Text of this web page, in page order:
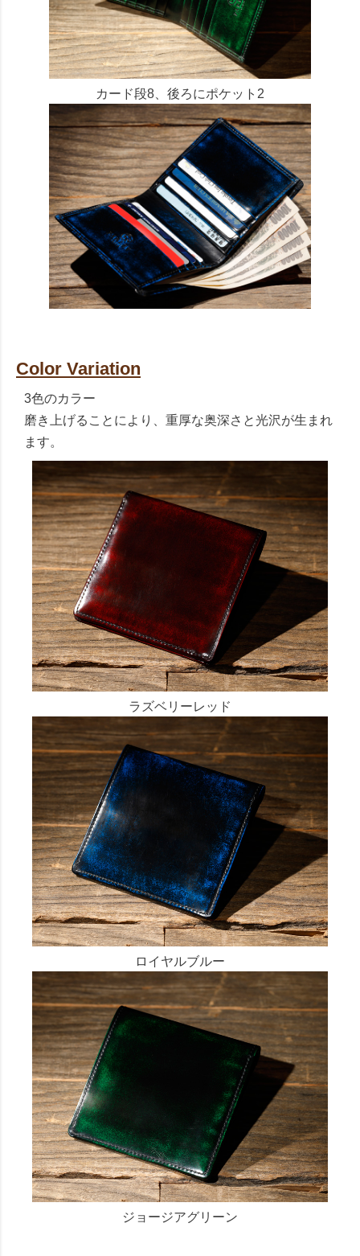
カード段8、後ろにポケット2
Color Variation
3色のカラー
磨き上げることにより、重厚な奥深さと光沢が生まれ
ます。
ラズベリーレッド
ロイヤルブルー
ジョージアグリーン